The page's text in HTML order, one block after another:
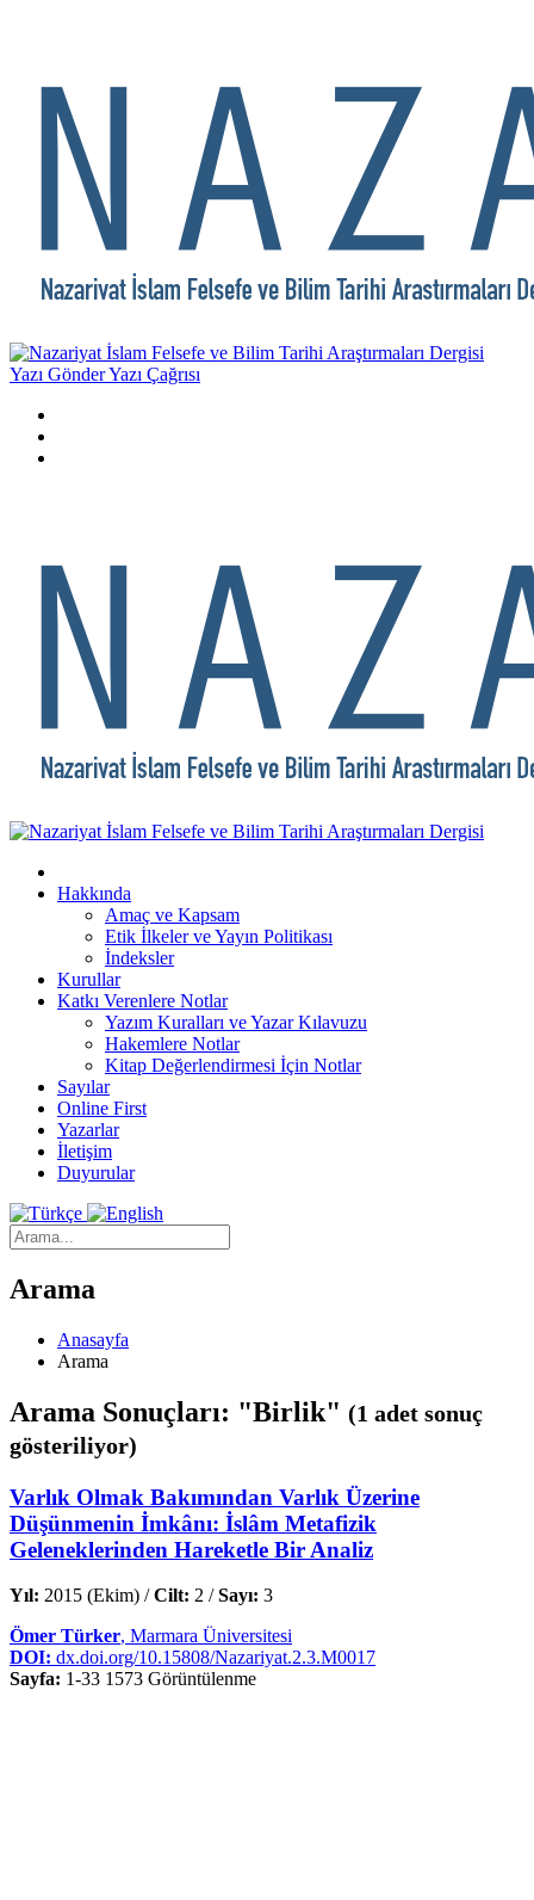
Yazı GönderYazı Çağrısı
Hakkında
Amaç ve Kapsam
Etik İlkeler ve Yayın Politikası
İndeksler
Kurullar
Katkı Verenlere Notlar
Yazım Kuralları ve Yazar Kılavuzu
Hakemlere Notlar
Kitap Değerlendirmesi İçin Notlar
Sayılar
Online First
Yazarlar
İletişim
Duyurular
Arama
Anasayfa
Arama
Arama Sonuçları: "Birlik" (1 adet sonuç
gösteriliyor)
Varlık Olmak Bakımından Varlık Üzerine
Düşünmenin İmkânı: İslâm Metafizik
Geleneklerinden Hareketle Bir Analiz
Yıl: 2015 (Ekim) /Cilt: 2 /Sayı: 3
Ömer Türker, Marmara Üniversitesi
DOI: dx.doi.org/10.15808/Nazariyat.2.3.M0017
Sayfa: 1-33 1573 Görüntülenme